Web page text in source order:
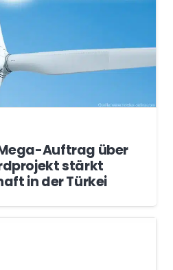
Auftrag über
stärkt
in der Türkei